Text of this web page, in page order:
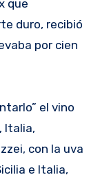
que
duro, recibió
por cien
el vino
Italia,
con la uva
e Italia,